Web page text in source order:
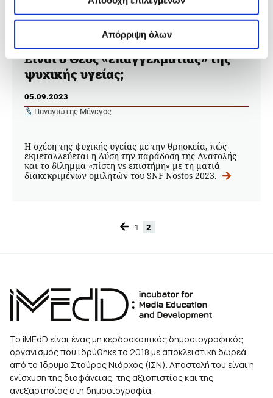
Απόρριψη όλων
Είναι ο Θεός «επαγγελματίας» της
ψυχικής υγείας;
05.09.2023
Παναγιώτης Μένεγος
Η σχέση της ψυχικής υγείας με την θρησκεία, πώς
εκμεταλλεύεται η Δύση την παράδοση της Ανατολής
και το δίλημμα «πίστη vs επιστήμη» με τη ματιά
διακεκριμένων ομιλητών του SNF Nostos 2023.
Page
1 Page
2
Το iMEdD είναι ένας μη κερδοσκοπικός δημοσιογραφικός
οργανισμός που ιδρύθηκε το 2018 με αποκλειστική δωρεά
από το Ίδρυμα Σταύρος Νιάρχος (ΙΣΝ). Αποστολή του είναι η
ενίσχυση της διαφάνειας, της αξιοπιστίας και της
ανεξαρτησίας στη δημοσιογραφία.